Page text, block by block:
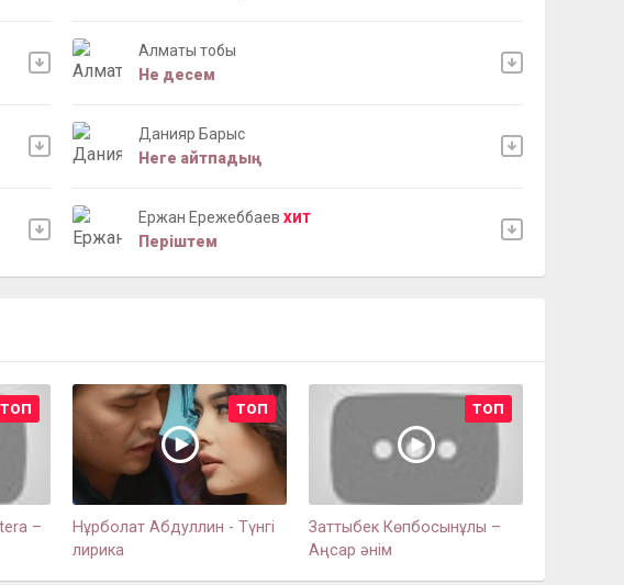
Алматы тобы
Не десем
Данияр Барыс
Неге айтпадың
Ержан Ережеббаев ХИТ
Перiштем
ТОП
–
ТОП
Нұрболат Абдуллин - Түнгі
лирика
ТОП
Заттыбек Көпбосынұлы –
Аңсар әнім